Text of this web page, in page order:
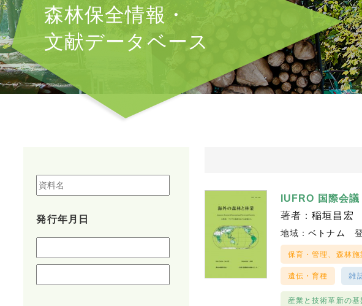
森林保全情報・
文献データベース
発行年月日
IUFRO 国際会
著者：稲垣昌宏
地域：ベトナム
保育・管理、森林施
遺伝・育種 雑
産業と技術革新の基